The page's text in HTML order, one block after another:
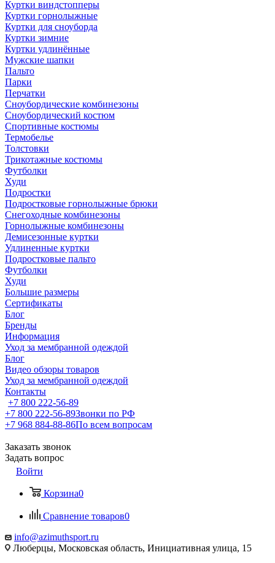
Куртки виндстопперы
Куртки горнолыжные
Куртки для сноуборда
Куртки зимние
Куртки удлинённые
Мужские шапки
Пальто
Парки
Перчатки
Сноубордические комбинезоны
Сноубордический костюм
Спортивные костюмы
Термобелье
Толстовки
Трикотажные костюмы
Футболки
Худи
Подростки
Подростковые горнолыжные брюки
Снегоходные комбинезоны
Горнолыжные комбинезоны
Демисезонные куртки
Удлиненные куртки
Подростковые пальто
Футболки
Худи
Большие размеры
Сертификаты
Блог
Бренды
Информация
Уход за мембранной одеждой
Блог
Видео обзоры товаров
Уход за мембранной одеждой
Контакты
+7 800 222-56-89
+7 800 222-56-89Звонки по РФ
+7 968 884-88-86По всем вопросам
Заказать звонок
Задать вопрос
Войти
Корзина0
Сравнение товаров0
info@azimuthsport.ru
Люберцы, Московская область, Инициативная улица, 15